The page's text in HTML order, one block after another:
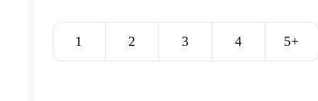
1 2 3 4 5+